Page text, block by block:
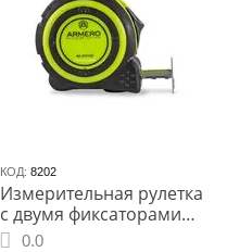
КОД: 8202
Измерительная рулетка
с двумя фиксаторами
ARMERO 3м х16мм
0.0